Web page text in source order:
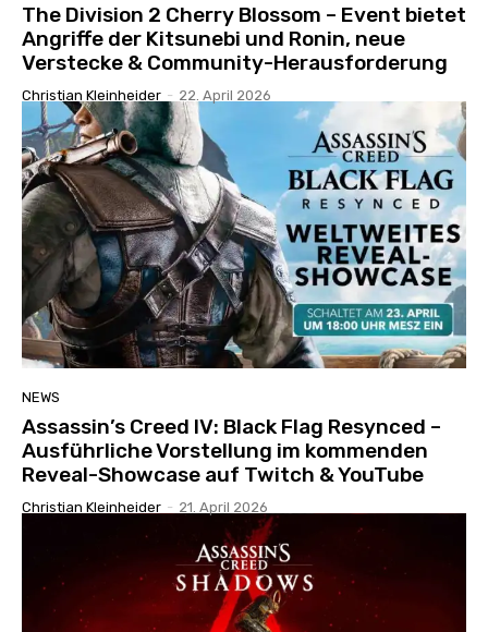
The Division 2 Cherry Blossom – Event bietet
Angriffe der Kitsunebi und Ronin, neue
Verstecke & Community-Herausforderung
Christian Kleinheider - 22. April 2026
NEWS
Assassin’s Creed IV: Black Flag Resynced –
Ausführliche Vorstellung im kommenden
Reveal-Showcase auf Twitch & YouTube
Christian Kleinheider - 21. April 2026